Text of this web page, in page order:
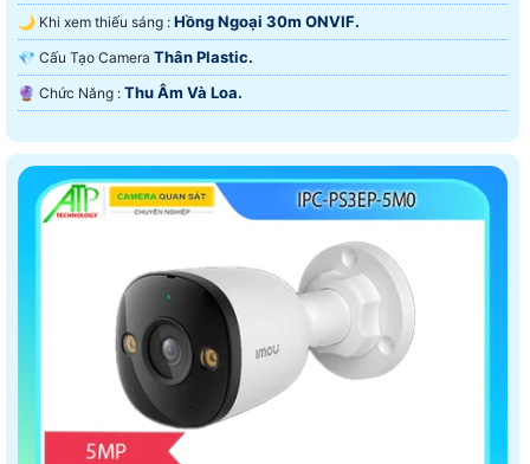
🌙 Khi xem thiếu sáng : Hồng Ngoại 30m ONVIF.
💎 Cấu Tạo Camera Thân Plastic.
️🔮 Chức Năng : Thu Âm Và Loa.